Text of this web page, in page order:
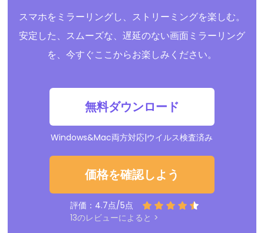
スマホをミラーリングし、ストリーミングを楽しむ。
安定した、スムーズな、遅延のない画面ミラーリング
を、今すぐここからお楽しみください。
無料ダウンロード
Windows&Mac両方対応|ウイルス検査済み
価格を確認しよう
評価：4.7点/5点
13のレビューによると >